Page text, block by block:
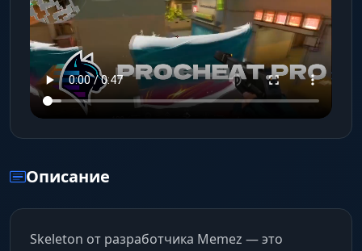
Описание
Skeleton от разработчика Memez — это